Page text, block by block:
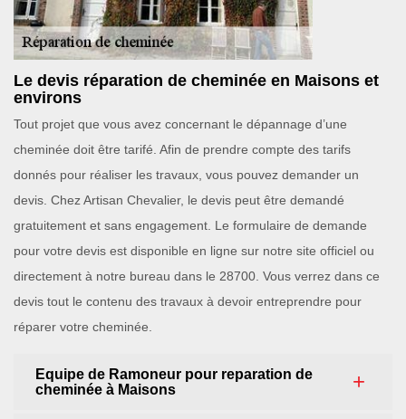
Le devis réparation de cheminée en Maisons et
environs
Tout projet que vous avez concernant le dépannage d’une
cheminée doit être tarifé. Afin de prendre compte des tarifs
donnés pour réaliser les travaux, vous pouvez demander un
devis. Chez Artisan Chevalier, le devis peut être demandé
gratuitement et sans engagement. Le formulaire de demande
pour votre devis est disponible en ligne sur notre site officiel ou
directement à notre bureau dans le 28700. Vous verrez dans ce
devis tout le contenu des travaux à devoir entreprendre pour
réparer votre cheminée.
Equipe de Ramoneur pour reparation de
cheminée à Maisons